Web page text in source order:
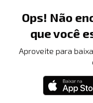
Ops! Não
que você
Aproveite para